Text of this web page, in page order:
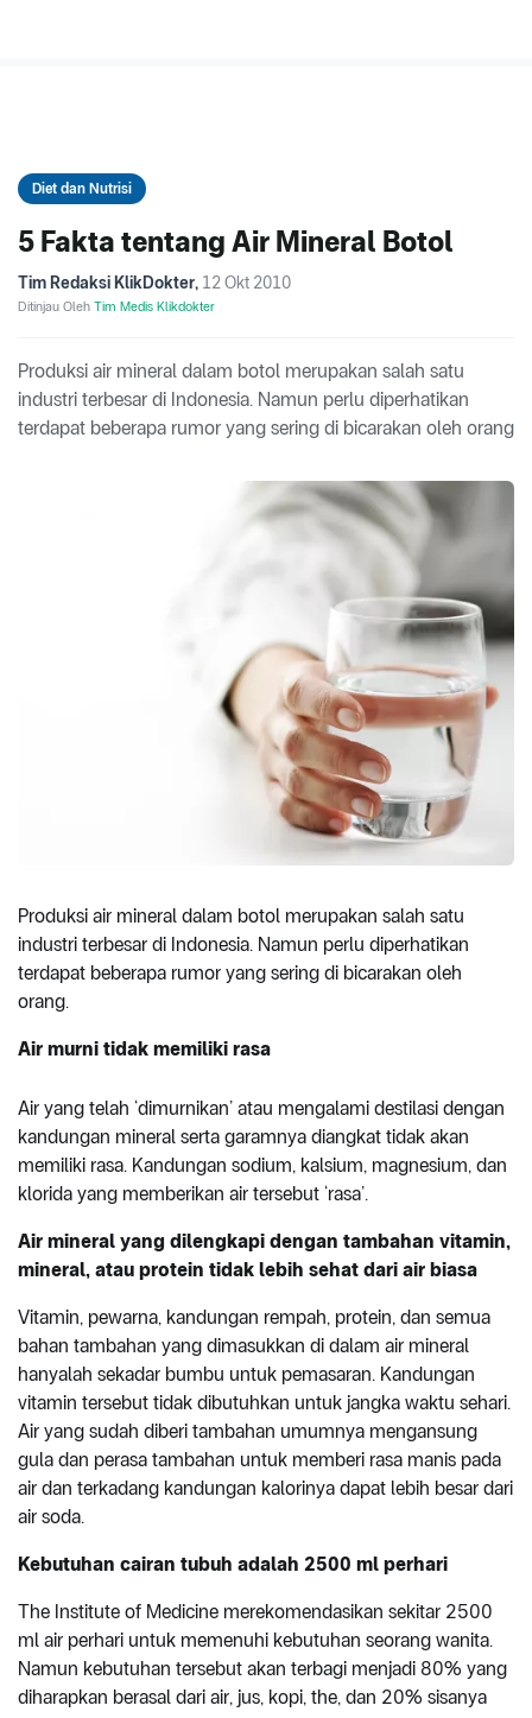
Diet dan Nutrisi
5 Fakta tentang Air Mineral Botol
Tim Redaksi KlikDokter, 12 Okt 2010
Ditinjau Oleh Tim Medis Klikdokter
Produksi air mineral dalam botol merupakan salah satu
industri terbesar di Indonesia. Namun perlu diperhatikan
terdapat beberapa rumor yang sering di bicarakan oleh orang
Produksi air mineral dalam botol merupakan salah satu
industri terbesar di Indonesia. Namun perlu diperhatikan
terdapat beberapa rumor yang sering di bicarakan oleh
orang.
Air murni tidak memiliki rasa
Air yang telah ‘dimurnikan’ atau mengalami destilasi dengan
kandungan mineral serta garamnya diangkat tidak akan
memiliki rasa. Kandungan sodium, kalsium, magnesium, dan
klorida yang memberikan air tersebut ‘rasa’.
Air mineral yang dilengkapi dengan tambahan vitamin,
mineral, atau protein tidak lebih sehat dari air biasa
Vitamin, pewarna, kandungan rempah, protein, dan semua
bahan tambahan yang dimasukkan di dalam air mineral
hanyalah sekadar bumbu untuk pemasaran. Kandungan
vitamin tersebut tidak dibutuhkan untuk jangka waktu sehari.
Air yang sudah diberi tambahan umumnya mengansung
gula dan perasa tambahan untuk memberi rasa manis pada
air dan terkadang kandungan kalorinya dapat lebih besar dari
air soda.
Kebutuhan cairan tubuh adalah 2500 ml perhari
The Institute of Medicine merekomendasikan sekitar 2500
ml air perhari untuk memenuhi kebutuhan seorang wanita.
Namun kebutuhan tersebut akan terbagi menjadi 80% yang
diharapkan berasal dari air, jus, kopi, the, dan 20% sisanya